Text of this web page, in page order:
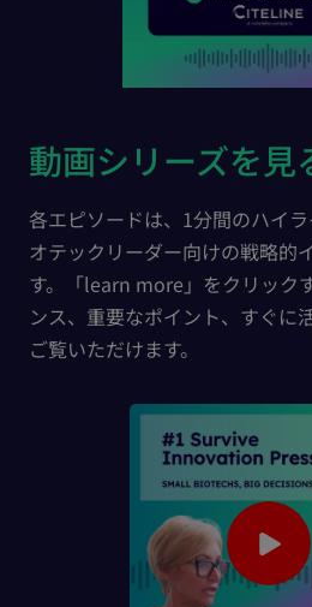
動画シリーズを見
各エピソードは、1分間のハイ
オテックリーダー向けの戦略的
す。「learn more」をクリック
ンス、重要なポイント、すぐに
ご覧いただけます。